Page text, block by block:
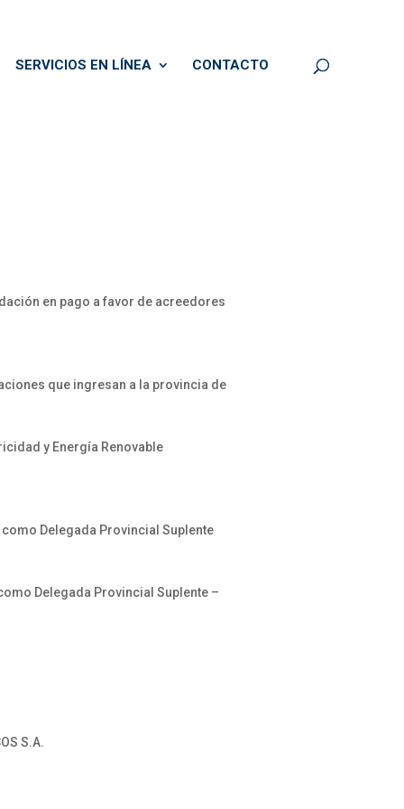
SERVICIOS EN LÍNEA CONTACTO
en pago a favor de acreedores
que ingresan a la provincia de
y Energía Renovable
Delegada Provincial Suplente
Delegada Provincial Suplente –
S.A.